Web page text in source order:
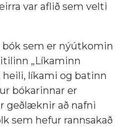
var aflið sem velti
bók sem er nýútkomin
„Líkaminn
líkami og batinn
bókarinnar er
geðlæknir að nafni
sem hefur rannsakað